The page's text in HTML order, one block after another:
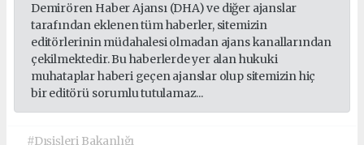
Demirören Haber Ajansı (DHA) ve diğer ajanslar
tarafından eklenen tüm haberler, sitemizin
editörlerinin müdahalesi olmadan ajans kanallarından
çekilmektedir. Bu haberlerde yer alan hukuki
muhataplar haberi geçen ajanslar olup sitemizin hiç
bir editörü sorumlu tutulamaz...
#Dışişleri Bakanlığı